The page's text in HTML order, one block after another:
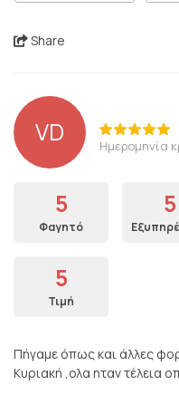
Share
VD Ημερομηνία
5
Φαγητό
5
5
Τιμή
Πήγαμε όπως και άλλες
Κυριακή ,ολα ηταν τέλεια